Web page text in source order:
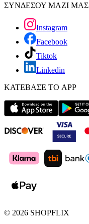
ΣΥΝΔΕΣΟΥ ΜΑΖΙ ΜΑΣ
Instagram
Facebook
Tiktok
Linkedin
ΚΑΤΕΒΑΣΕ ΤΟ APP
© 2026 SHOPFLIX